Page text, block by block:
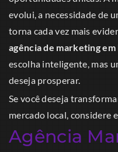
evolui, a necessidade de
torna cada vez mais
agência de marketing
escolha inteligente, mas
deseja prosperar.
Se você deseja
mercado local, considere
Agência